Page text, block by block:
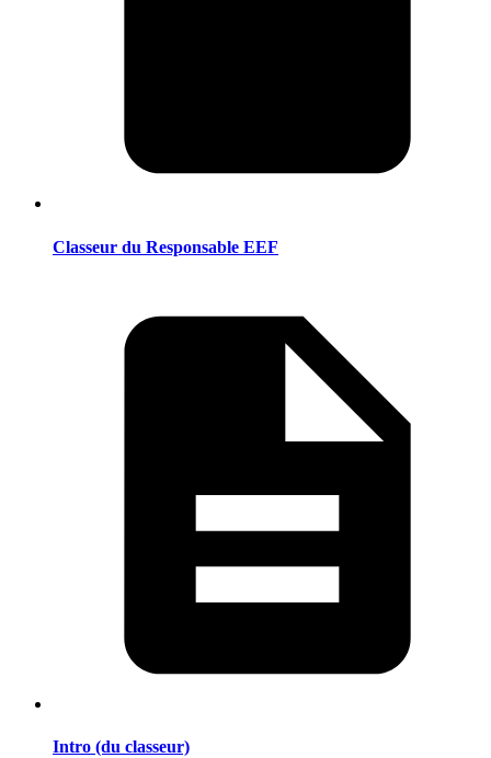
Classeur du Responsable EEF
Intro (du classeur)